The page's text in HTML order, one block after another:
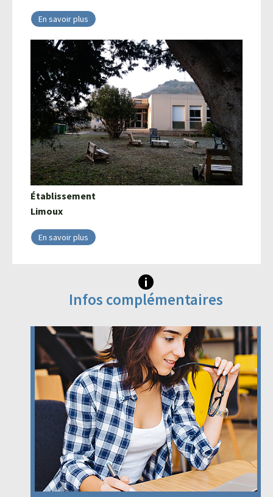
En savoir plus
Établissement
Limoux
En savoir plus
Infos complémentaires